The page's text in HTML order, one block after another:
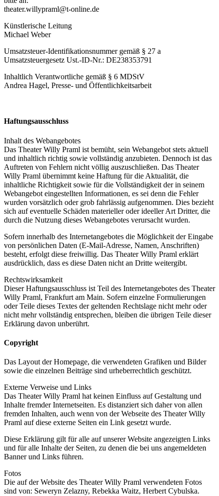
theater.willypraml@t-online.de
Künstlerische Leitung
Michael Weber
Umsatzsteuer-Identifikationsnummer gemäß § 27 a
Umsatzsteuergesetz Ust.-ID-Nr.: DE238353791
Inhaltlich Verantwortliche gemäß § 6 MDStV
Andrea Hagel, Presse- und Öffentlichkeitsarbeit
Haftungsausschluss
Inhalt des Webangebotes
Das Theater Willy Praml ist bemüht, sein Webangebot stets aktuell
und inhaltlich richtig sowie vollständig anzubieten. Dennoch ist das
Auftreten von Fehlern nicht völlig auszuschließen. Das Theater
Willy Praml übernimmt keine Haftung für die Aktualität, die
inhaltliche Richtigkeit sowie für die Vollständigkeit der in seinem
Webangebot eingestellten Informationen, es sei denn die Fehler
wurden vorsätzlich oder grob fahrlässig aufgenommen. Dies bezieht
sich auf eventuelle Schäden materieller oder ideeller Art Dritter, die
durch die Nutzung dieses Webangebotes verursacht wurden.
Sofern innerhalb des Internetangebotes die Möglichkeit der Eingabe
von persönlichen Daten (E-Mail-Adresse, Namen, Anschriften)
besteht, erfolgt diese freiwillig. Das Theater Willy Praml erklärt
ausdrücklich, dass es diese Daten nicht an Dritte weitergibt.
Rechtswirksamkeit
Dieser Haftungsausschluss ist Teil des Internetangebotes des Theater
Willy Praml, Frankfurt am Main. Sofern einzelne Formulierungen
oder Teile dieses Textes der geltenden Rechtslage nicht mehr oder
nicht mehr vollständig entsprechen, bleiben die übrigen Teile dieser
Erklärung davon unberührt.
Copyright
Das Layout der Homepage, die verwendeten Grafiken und Bilder
sowie die einzelnen Beiträge sind urheberrechtlich geschützt.
Externe Verweise und Links
Das Theater Willy Praml hat keinen Einfluss auf Gestaltung und
Inhalte fremder Internetseiten. Es distanziert sich daher von allen
fremden Inhalten, auch wenn von der Webseite des Theater Willy
Praml auf diese externe Seiten ein Link gesetzt wurde.
Diese Erklärung gilt für alle auf unserer Website angezeigten Links
und für alle Inhalte der Seiten, zu denen die bei uns angemeldeten
Banner und Links führen.
Fotos
Die auf der Website des Theater Willy Praml verwendeten Fotos
sind von: Seweryn Zelazny, Rebekka Waitz, Herbert Cybulska.